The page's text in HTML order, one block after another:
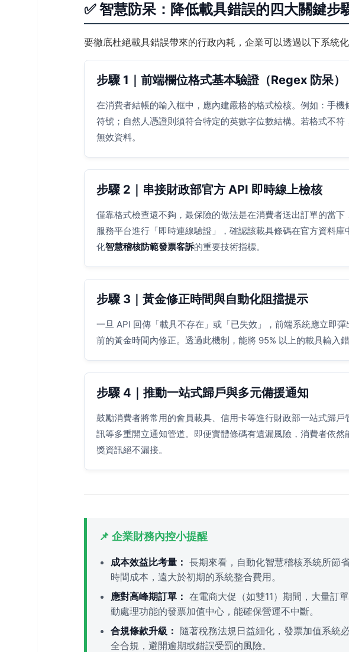
✅ 智慧防呆：降低載具錯誤的四大關鍵步
要徹底杜絕載具錯誤帶來的行政內耗，企業可以透過以下系統
步驟 1｜前端欄位格式基本驗證（Regex 防呆）
在消費者結帳的輸入框中，應內建嚴格的格式檢核。例如：手
符號；自然人憑證則須符合特定的英數字位數結構。若格式不
無效資料。
步驟 2｜串接財政部官方 API 即時線上檢核
僅靠格式檢查還不夠，最保險的做法是在消費者送出訂單的當
服務平台進行「即時連線驗證」，確認該載具條碼在官方資料
化智慧稽核防範發票客訴的重要技術指標。
步驟 3｜黃金修正時間與自動化阻擋提示
一旦 API 回傳「載具不存在」或「已失效」，前端系統應立即
前的黃金時間內修正。透過此機制，能將 95% 以上的載具輸入
步驟 4｜推動一站式歸戶與多元備援通知
鼓勵消費者將常用的會員載具、信用卡等進行財政部一站式歸
訊等多重開立通知管道。即便實體條碼有遺漏風險，消費者依
獎資訊絕不漏接。
📌 企業財務內控小提醒
成本效益比考量： 長期來看，自動化智慧稽核系統所節
時間成本，遠大於初期的系統整合費用。
應對高峰期訂單： 在電商大促（如雙11）期間，大量訂
動處理功能的發票加值中心，能確保營運不中斷。
合規條款升級： 隨著稅務法規日益細化，發票加值系統
全合規，避開逾期或錯誤受罰的風險。